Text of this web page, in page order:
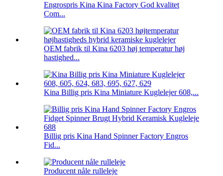
Engrospris Kina Kina Factory God kvalitet
Com...
OEM fabrik til Kina 6203 høj temperatur høj
hastighed...
Kina Billig pris Kina Miniature Kuglelejer 608,...
Billig pris Kina Hand Spinner Factory Engros
Fid...
Producent nåle rulleleje